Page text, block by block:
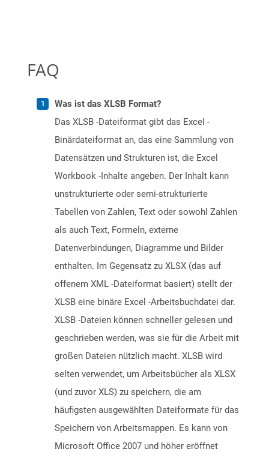
FAQ
Was ist das XLSB Format?
Das XLSB -Dateiformat gibt das Excel -
Binärdateiformat an, das eine Sammlung von
Datensätzen und Strukturen ist, die Excel
Workbook -Inhalte angeben. Der Inhalt kann
unstrukturierte oder semi-strukturierte
Tabellen von Zahlen, Text oder sowohl Zahlen
als auch Text, Formeln, externe
Datenverbindungen, Diagramme und Bilder
enthalten. Im Gegensatz zu XLSX (das auf
offenem XML -Dateiformat basiert) stellt der
XLSB eine binäre Excel -Arbeitsbuchdatei dar.
XLSB -Dateien können schneller gelesen und
geschrieben werden, was sie für die Arbeit mit
großen Dateien nützlich macht. XLSB wird
selten verwendet, um Arbeitsbücher als XLSX
(und zuvor XLS) zu speichern, die am
häufigsten ausgewählten Dateiformate für das
Speichern von Arbeitsmappen. Es kann von
Microsoft Office 2007 und höher eröffnet